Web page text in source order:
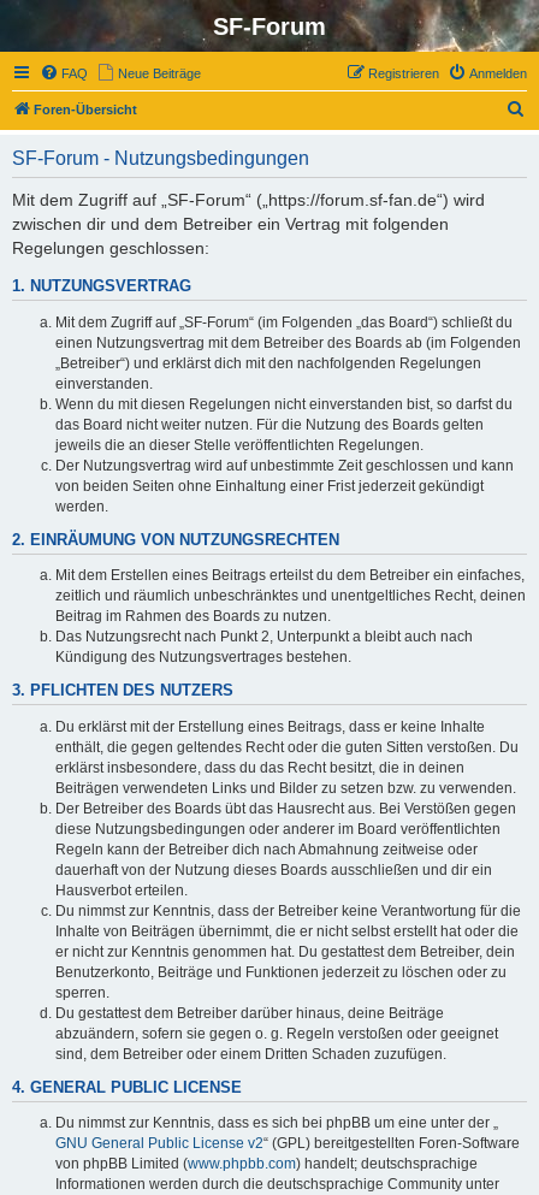
SF-Forum
FAQ Neue Beiträge Anmelden
Registrieren
Foren-Übersicht
SF-Forum - Nutzungsbedingungen
Mit dem Zugriff auf „SF-Forum“ („https://forum.sf-fan.de“) wird
zwischen dir und dem Betreiber ein Vertrag mit folgenden
Regelungen geschlossen:
1. NUTZUNGSVERTRAG
Mit dem Zugriff auf „SF-Forum“ (im Folgenden „das Board“) schließt du
einen Nutzungsvertrag mit dem Betreiber des Boards ab (im Folgenden
„Betreiber“) und erklärst dich mit den nachfolgenden Regelungen
einverstanden.
Wenn du mit diesen Regelungen nicht einverstanden bist, so darfst du
das Board nicht weiter nutzen. Für die Nutzung des Boards gelten
jeweils die an dieser Stelle veröffentlichten Regelungen.
Der Nutzungsvertrag wird auf unbestimmte Zeit geschlossen und kann
von beiden Seiten ohne Einhaltung einer Frist jederzeit gekündigt
werden.
2. EINRÄUMUNG VON NUTZUNGSRECHTEN
Mit dem Erstellen eines Beitrags erteilst du dem Betreiber ein einfaches,
zeitlich und räumlich unbeschränktes und unentgeltliches Recht, deinen
Beitrag im Rahmen des Boards zu nutzen.
Das Nutzungsrecht nach Punkt 2, Unterpunkt a bleibt auch nach
Kündigung des Nutzungsvertrages bestehen.
3. PFLICHTEN DES NUTZERS
Du erklärst mit der Erstellung eines Beitrags, dass er keine Inhalte
enthält, die gegen geltendes Recht oder die guten Sitten verstoßen. Du
erklärst insbesondere, dass du das Recht besitzt, die in deinen
Beiträgen verwendeten Links und Bilder zu setzen bzw. zu verwenden.
Der Betreiber des Boards übt das Hausrecht aus. Bei Verstößen gegen
diese Nutzungsbedingungen oder anderer im Board veröffentlichten
Regeln kann der Betreiber dich nach Abmahnung zeitweise oder
dauerhaft von der Nutzung dieses Boards ausschließen und dir ein
Hausverbot erteilen.
Du nimmst zur Kenntnis, dass der Betreiber keine Verantwortung für die
Inhalte von Beiträgen übernimmt, die er nicht selbst erstellt hat oder die
er nicht zur Kenntnis genommen hat. Du gestattest dem Betreiber, dein
Benutzerkonto, Beiträge und Funktionen jederzeit zu löschen oder zu
sperren.
Du gestattest dem Betreiber darüber hinaus, deine Beiträge
abzuändern, sofern sie gegen o. g. Regeln verstoßen oder geeignet
sind, dem Betreiber oder einem Dritten Schaden zuzufügen.
4. GENERAL PUBLIC LICENSE
Du nimmst zur Kenntnis, dass es sich bei phpBB um eine unter der „
GNU General Public License v2“ (GPL) bereitgestellten Foren-Software
von phpBB Limited (www.phpbb.com) handelt; deutschsprachige
Informationen werden durch die deutschsprachige Community unter